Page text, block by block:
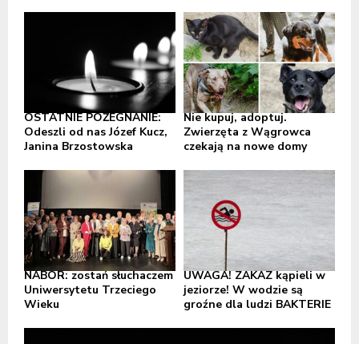
OSTATNIE POŻEGNANIE:
Odeszli od nas Józef Kucz,
Janina Brzostowska
Nie kupuj, adoptuj.
Zwierzęta z Wągrowca
czekają na nowe domy
NABÓR: zostań słuchaczem
Uniwersytetu Trzeciego
Wieku
UWAGA! ZAKAZ kąpieli w
jeziorze! W wodzie są
groźne dla ludzi BAKTERIE